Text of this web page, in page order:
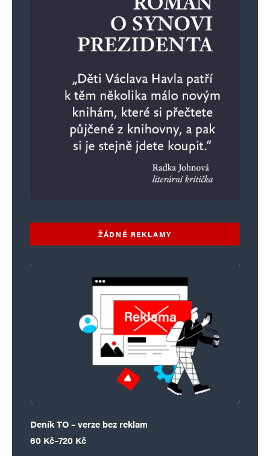
ŽÁDNÉ REKLAMY
Deník TO – verze bez reklam
60 Kč–720 Kč
Rozpětí cen: 60 Kč až 720 Kč